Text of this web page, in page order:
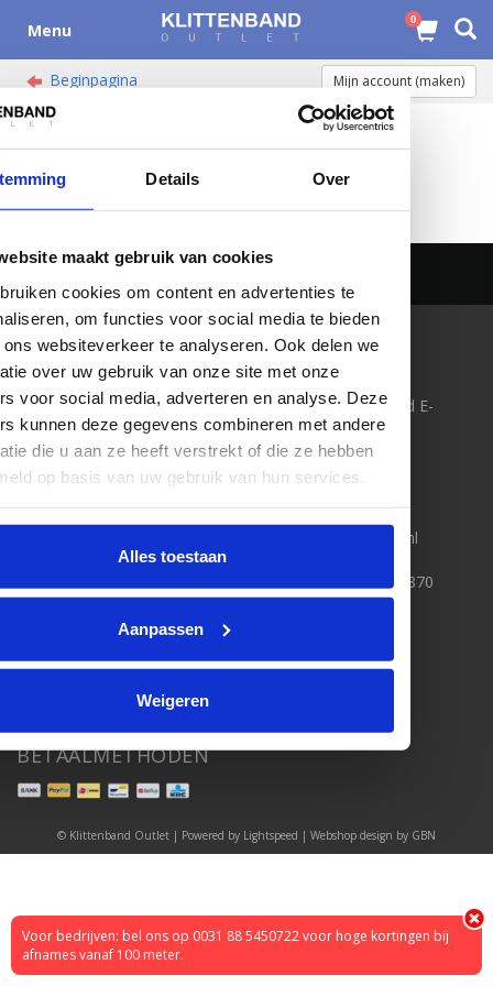
Details Over
maakt gebruik van cookies
cookies om content en advertenties te
om functies voor social media te bieden
ons websiteverkeer te analyseren. Ook delen we
over uw gebruik van onze site met onze
voor social media, adverteren en analyse. Deze
kunnen deze gegevens combineren met andere
die u aan ze heeft verstrekt of die ze hebben
op basis van uw gebruik van hun services.
Alles toestaan
Aanpassen
Weigeren
Menu 0
Beginpagina Mijn account (maken)
Beginpagina zelfklevend klittenband
Geen producten gevonden!...
Pagina 1 van 1
KLANTENSERVICE
Over ons
Algemene voorwaarden
Disclaimer
Privacy Policy
Betaalmethoden
Welk klittenband product heb
088 5450722
CONTACT
Klittenband-Outlet.nl
onderdeel van United E-
Stores BV
Boonsweg 57
3274 LH Heinenoord
info@unitedestores.nl
KvK nummer: 65874870
BTW nummer:
BETAALMETHODEN
© Klittenband Outlet | Powered by Lightspeed | Webshop design by GBN
Voor bedrijven: bel ons op 0031 88 5450722 voor hoge kortingen bij
afnames vanaf 100 meter.